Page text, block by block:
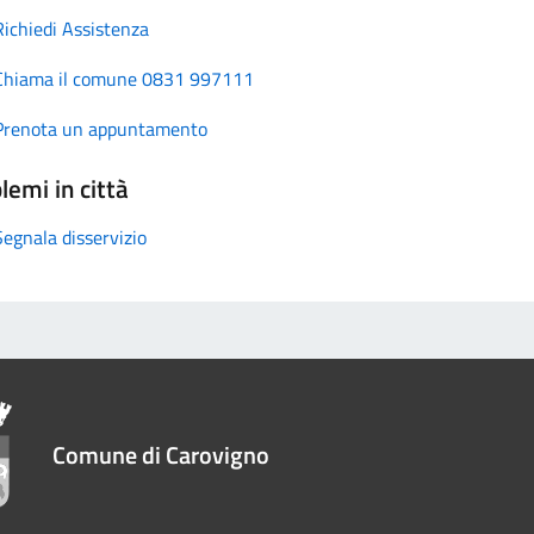
Assistenza
il comune 0831 997111
un appuntamento
in città
disservizio
Comune di Carovigno